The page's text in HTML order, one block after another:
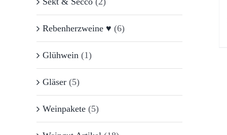
Rebenherzweine ♥ (6)
Glühwein (1)
Gläser (5)
Weinpakete (5)